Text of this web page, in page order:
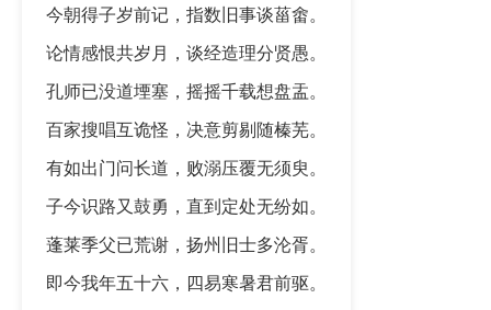
今朝得子岁前记，指数旧事谈菑畬。
论情感恨共岁月，谈经造理分贤愚。
孔师已没道堙塞，摇摇千载想盘盂。
百家搜唱互诡怪，决意剪剔随榛芜。
有如出门问长道，败溺压覆无须臾。
子今识路又鼓勇，直到定处无纷如。
蓬莱季父已荒谢，扬州旧士多沦胥。
即今我年五十六，四易寒暑君前驱。